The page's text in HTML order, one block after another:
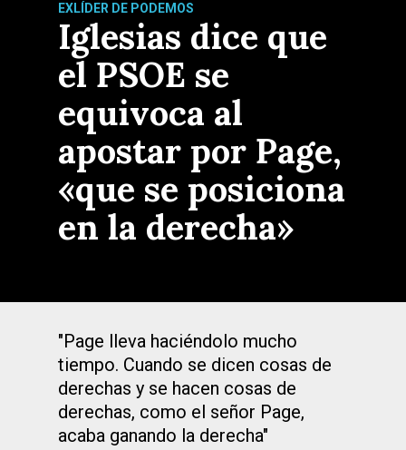
EXLÍDER DE PODEMOS
Iglesias dice que
el PSOE se
equivoca al
apostar por Page,
«que se posiciona
en la derecha»
"Page lleva haciéndolo mucho
tiempo. Cuando se dicen cosas de
derechas y se hacen cosas de
derechas, como el señor Page,
acaba ganando la derecha"